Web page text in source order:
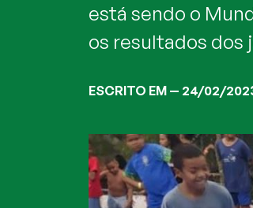
está sendo o
os resultados dos
ESCRITO EM — 24/02/